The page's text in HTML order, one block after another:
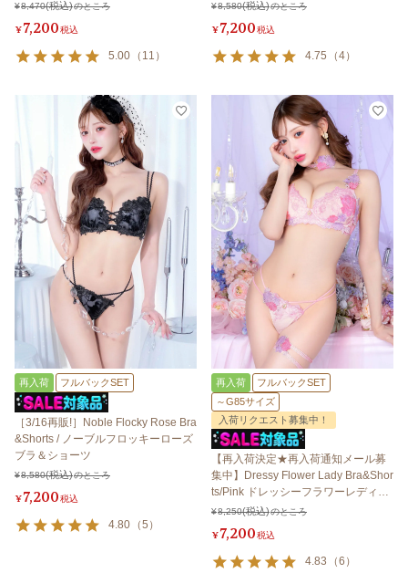
¥8,470 のところ
¥7,200税込
5.00 （ 11 ）
¥8,580 のところ
¥7,200税込
4.75 （4）
再入荷 フルバックSET
［3/16再販!］Noble Flocky Rose Bra
&Shorts / ノーブルフロッキーローズ
ブラ＆ショーツ
¥8,580 のところ
¥7,200税込
4.80 （5 ）
再入荷
フルバックSET
～G85サイズ
入荷リクエスト募集中！
【再入荷決定★再入荷通知メール募
集中】Dressy Flower Lady Bra&Shor
ts/Pink ドレッシーフラワーレディブ
ラ＆ショーツ /ピンク
¥8,250 のところ
¥7,200税込
4.83 （6 ）